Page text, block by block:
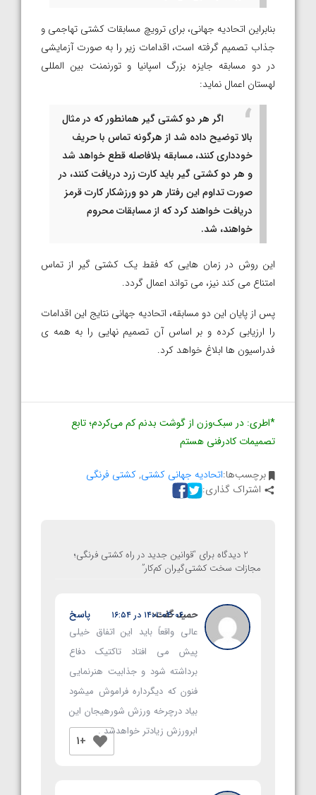
بنابراین اتحادیه جهانی، برای ترویچ مسابقات کشتی تهاجمی و
جذاب تصمیم گرفته است، اقدامات زیر را به صورت آزمایشی
در دو مسابقه جایزه بزرگ اسپانیا و تورنمنت بین المللی
لهستان اعمال نماید:
اگر هر دو کشتی گیر همانطور که در مثال
بالا توضیح داده شد از هرگونه تماس با حریف
خودداری کنند، مسابقه بلافاصله قطع خواهد شد
و هر دو کشتی گیر باید کارت زرد دریافت کنند، در
صورت تداوم این رفتار هر دو ورزشکار کارت قرمز
دریافت خواهند کرد که از مسابقات محروم
خواهند، شد.
این روش در زمان هایی که فقط یک کشتی گیر از تماس
امتناع می کند نیز، می تواند اعمال گردد.
پس از پایان این دو مسابقه، اتحادیه جهانی نتایج این اقدامات
را ارزیابی کرده و بر اساس آن تصمیم نهایی را به همه ی
فدراسیون ها ابلاغ خواهد کرد.
*اطری: در سبک‌وزن از گوشت بدنم کم می‌کردم؛ تابع
تصمیمات کادرفنی هستم
برچسب‌ها:اتحادیه جهانی کشتی,کشتی فرنگی
اشتراک گذاری:
2 دیدگاه برای “
قوانین جدید در راه کشتی فرنگی؛
مجازات سخت کشتی‌گیران کم‌کار”
حمیدگفت:
۱۴۰۱-۰۴-۰۶ در ۱۶:۵۴
عالی واقعاً باید این اتفاق خیلی
پیش می افتاد تاکتیک دفاع
برداشته شود و جذابیت هنرنمایی
فنون که دیگرداره فراموش میشود
بیاد درچرخه ورزش شورهیجان این
ابرورزش زیادتر خواهدشد .
+1
پاسخ